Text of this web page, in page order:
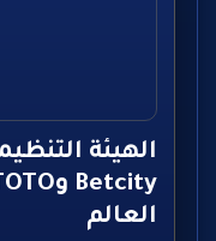
الهيئة
العالم